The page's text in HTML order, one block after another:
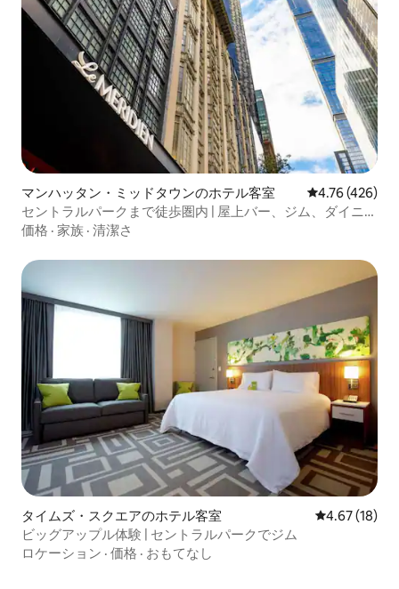
マンハッタン・ミッドタウンのホテル客室 レビュー426
4.76 (426)
セントラルパークまで徒歩圏内 | 屋上バー、ジム、ダイニン
グ
価格 · 家族 · 清潔さ
タイムズ・スクエアのホテル客室 レビュー18
4.67 (18)
ビッグアップル体験 | セントラルパークでジム
ロケーション · 価格 · おもてなし